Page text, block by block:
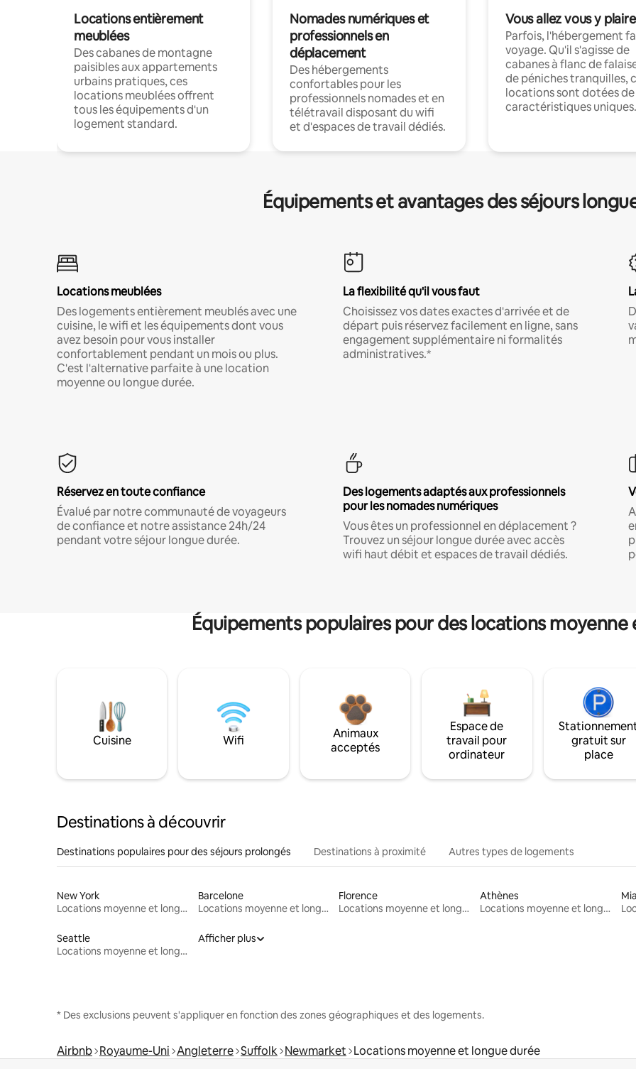
Locations entièrement
meublées
Des cabanes de montagne
paisibles aux appartements
urbains pratiques, ces
locations meublées offrent
tous les équipements d'un
logement standard.
Nomades numériques et
professionnels en
déplacement
Des hébergements
confortables pour les
professionnels nomades et en
télétravail disposant du wifi
et d'espaces de travail dédiés.
Vous allez vous y plaire
Parfois, l'hébergement
voyage. Qu'il s'agisse de
cabanes à flanc de
de péniches tranquilles,
locations sont dotées de
caractéristiques uniques.
Équipements et avantages des séjours
Locations meublées
Des logements entièrement meublés avec une
cuisine, le wifi et les équipements dont vous
avez besoin pour vous installer
confortablement pendant un mois ou plus.
C'est l'alternative parfaite à une location
moyenne ou longue durée.
La flexibilité qu'il vous faut
Choisissez vos dates exactes d'arrivée et de
départ puis réservez facilement en ligne, sans
engagement supplémentaire ni formalités
administratives.*
Réservez en toute confiance
Évalué par notre communauté de voyageurs
de confiance et notre assistance 24h/24
pendant votre séjour longue durée.
Des logements adaptés aux professionnels
pour les nomades numériques
Vous êtes un professionnel en déplacement ?
Trouvez un séjour longue durée avec accès
wifi haut débit et espaces de travail dédiés.
Équipements populaires pour des locations
Cuisine Wifi
Animaux
acceptés
Espace de
travail pour
ordinateur
gratuit sur
place
Destinations à découvrir
Destinations populaires pour des séjours prolongés Destinations à proximité Autres types de logements
New York
Locations moyenne et longue durée
Barcelone
Locations moyenne et longue durée
Florence
Locations moyenne et longue durée
Athènes
Locations moyenne et longue durée
Seattle
Locations moyenne et longue durée
Afficher plus
* Des exclusions peuvent s'appliquer en fonction des zones géographiques et des logements.
Airbnb Royaume-Uni Angleterre Suffolk Newmarket Locations moyenne et longue durée